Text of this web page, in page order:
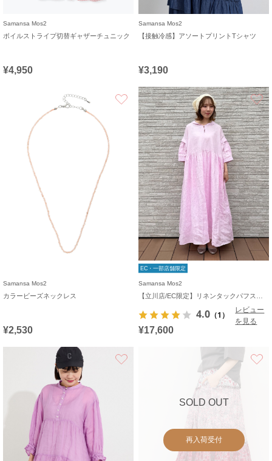
Samansa Mos2
ボイルストライプ切替ギャザーチュニック
¥4,950
Samansa Mos2
【接触冷感】アソートプリントTシャツ
¥3,190
お気に入り
Samansa Mos2
カラービーズネックレス
¥2,530
EC・一部店舗限定
Samansa Mos2
4.0 （1）
レビュー
を見る
¥17,600
SOLD OUT
再入荷受付